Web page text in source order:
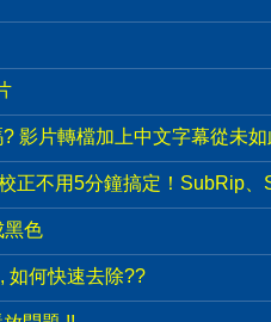
影片轉檔加上中文字幕從未如
正不用5分鐘搞定！SubRip、
黑色
如何快速去除??